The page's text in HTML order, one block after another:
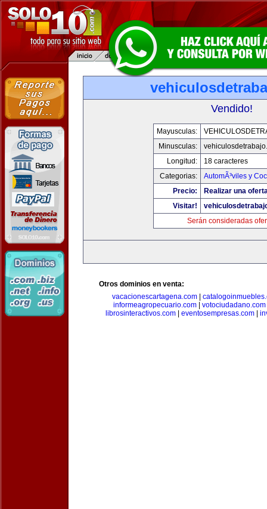
Vendido!
Mayusculas:
Minusculas:
Longitud:
18 caracteres
Categorias:
AutomÃ³viles y
Precio:
Realizar una
Visitar!
Serán consideradas
Otros dominios en venta:
vacacionescartagena.com
informeagropecuario.com| votociudadano.com
librosinteractivos.com| eventosempresas.com|